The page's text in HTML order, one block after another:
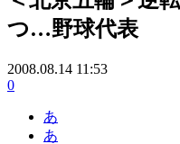
つ…野球代表
2008.08.14 11:53
0
あ
あ